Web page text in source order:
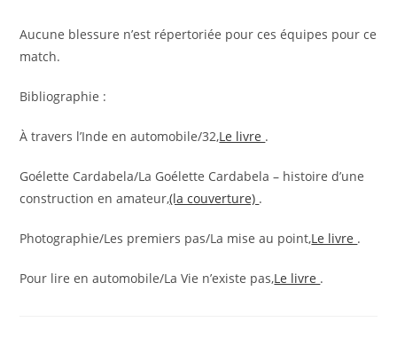
Aucune blessure n’est répertoriée pour ces équipes pour ce
match.
Bibliographie :
À travers l’Inde en automobile/32,Le livre .
Goélette Cardabela/La Goélette Cardabela – histoire d’une
construction en amateur,(la couverture) .
Photographie/Les premiers pas/La mise au point,Le livre .
Pour lire en automobile/La Vie n’existe pas,Le livre .